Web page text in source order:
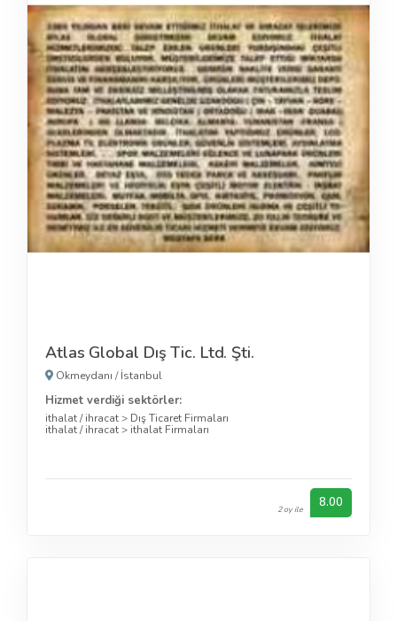
Atlas Global Dış Tic. Ltd. Şti.
Okmeydanı /İstanbul
Hizmet verdiği sektörler:
ithalat / ihracat> Dış Ticaret Firmaları
ithalat / ihracat> ithalat Firmaları
2 oy ile 8.00